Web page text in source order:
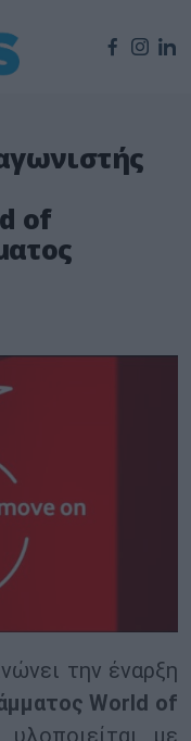
of
την έναρξη
World of